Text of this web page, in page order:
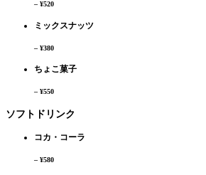
– ¥520
ミックスナッツ
– ¥380
ちょこ菓子
– ¥550
ソフトドリンク
コカ・コーラ
– ¥580